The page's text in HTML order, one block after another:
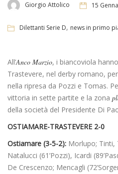
Giorgio Attolico 15
Dilettanti Serie D, news in primo
All’Anco Marzio, i biancoviola
Trastevere, nel derby romano,
nella ripresa da Pozzi e Tomas.
vittoria in sette partite e la zona
della società del Presidente Di
OSTIAMARE-TRASTEVERE 2-0
Ostiamare (3-5-2): Morlupo; Tinti,
Natalucci (61’Pozzi), Icardi
De Crescenzo; Mencagli